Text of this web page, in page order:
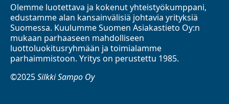
Olemme luotettava ja kokenut yhteistyökumppani,
edustamme alan kansainvälisiä johtavia yrityksiä
Suomessa. Kuulumme Suomen Asiakastieto Oy:n
mukaan parhaaseen mahdolliseen
luottoluokitusryhmään ja toimialamme
parhaimmistoon. Yritys on perustettu 1985.
©2025Silkki Sampo Oy